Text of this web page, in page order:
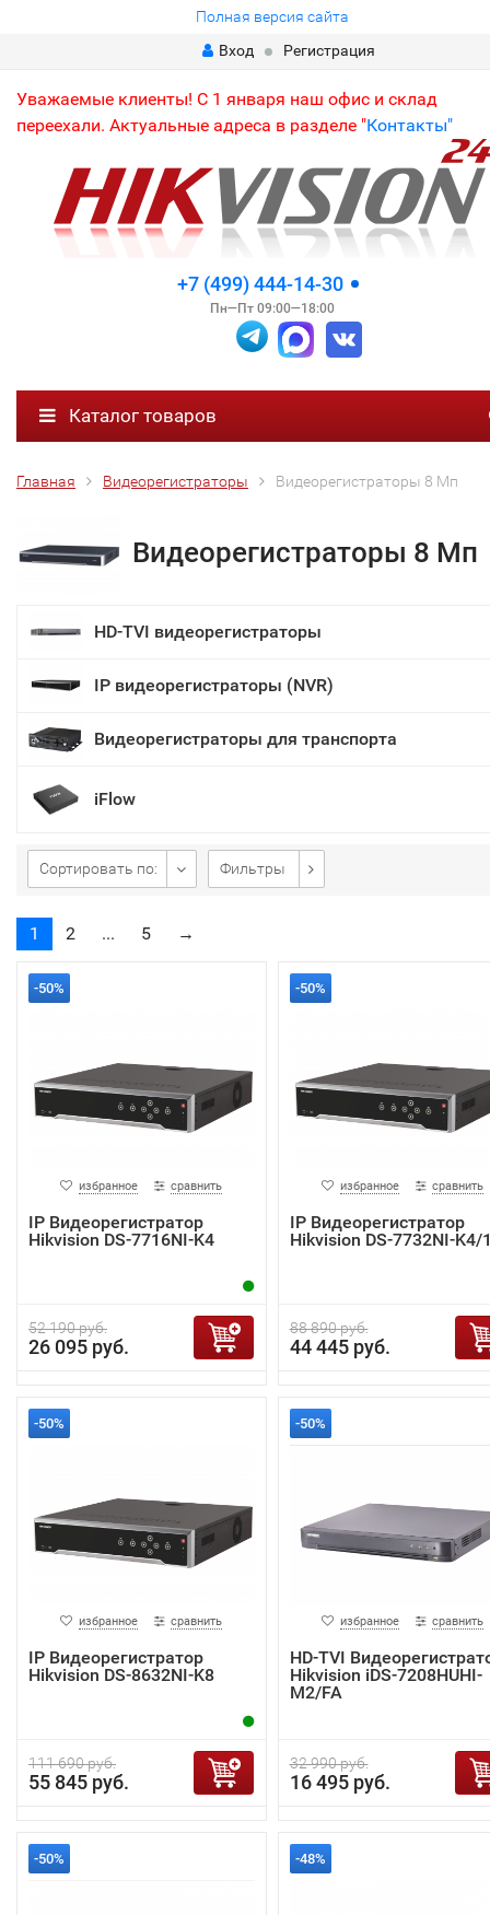
Полная версия сайта
Вход
Регистрация
Уважаемые клиенты! С 1 января наш офис и склад
переехали. Актуальные адреса в разделе "Контакты"
+7 (499) 444-14-30
Пн—Пт 09:00—18:00
Каталог товаров
Главная Видеорегистраторы Видеорегистраторы 8 Мп
Видеорегистраторы 8 Мп
HD-TVI видеорегистраторы
IP видеорегистраторы (NVR)
Видеорегистраторы для транспорта
iFlow
Сортировать по: Фильтры
1 2 ... 5 →
-50%
избранное сравнить
IP Видеорегистратор
Hikvision DS-7716NI-K4
52 190 руб.
26 095 руб.
-50%
избранное сравнить
IP Видеорегистратор
Hikvision DS-7732NI-K4/
88 890 руб.
44 445 руб.
-50%
избранное сравнить
IP Видеорегистратор
Hikvision DS-8632NI-K8
111 690 руб.
55 845 руб.
-50%
избранное сравнить
HD-TVI
Hikvision iDS-7208HUHI-
M2/FA
32 990 руб.
16 495 руб.
-50% -48%